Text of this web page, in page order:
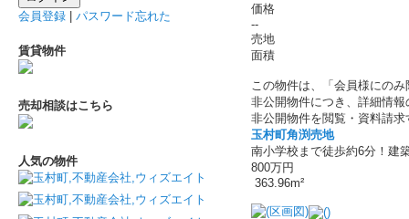
価格
--
売地
面積
この物件は、「会員様にの
非公開物件につき、詳細情
非公開物件を閲覧・資料請
玉村町角渕売地
南小学校まで徒歩約6分！建
800万円
363.96m²
会員登録 | パスワード忘れた
賃貸物件
売却相談はこちら
人気の物件